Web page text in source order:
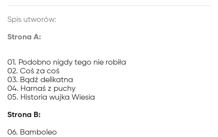
Spis utworów:
Strona A:
01. Podobno nigdy tego nie robiła
02. Coś za coś
03. Bądź delikatna
04. Harnaś z puchy
05. Historia wujka Wiesia
Strona B:
06. Bamboleo